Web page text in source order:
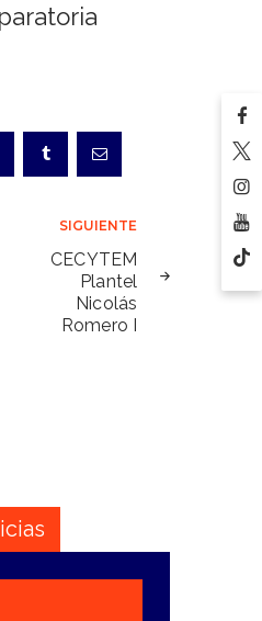
SIGUIENTE
CECYTEM
Plantel
Nicolás
Romero I